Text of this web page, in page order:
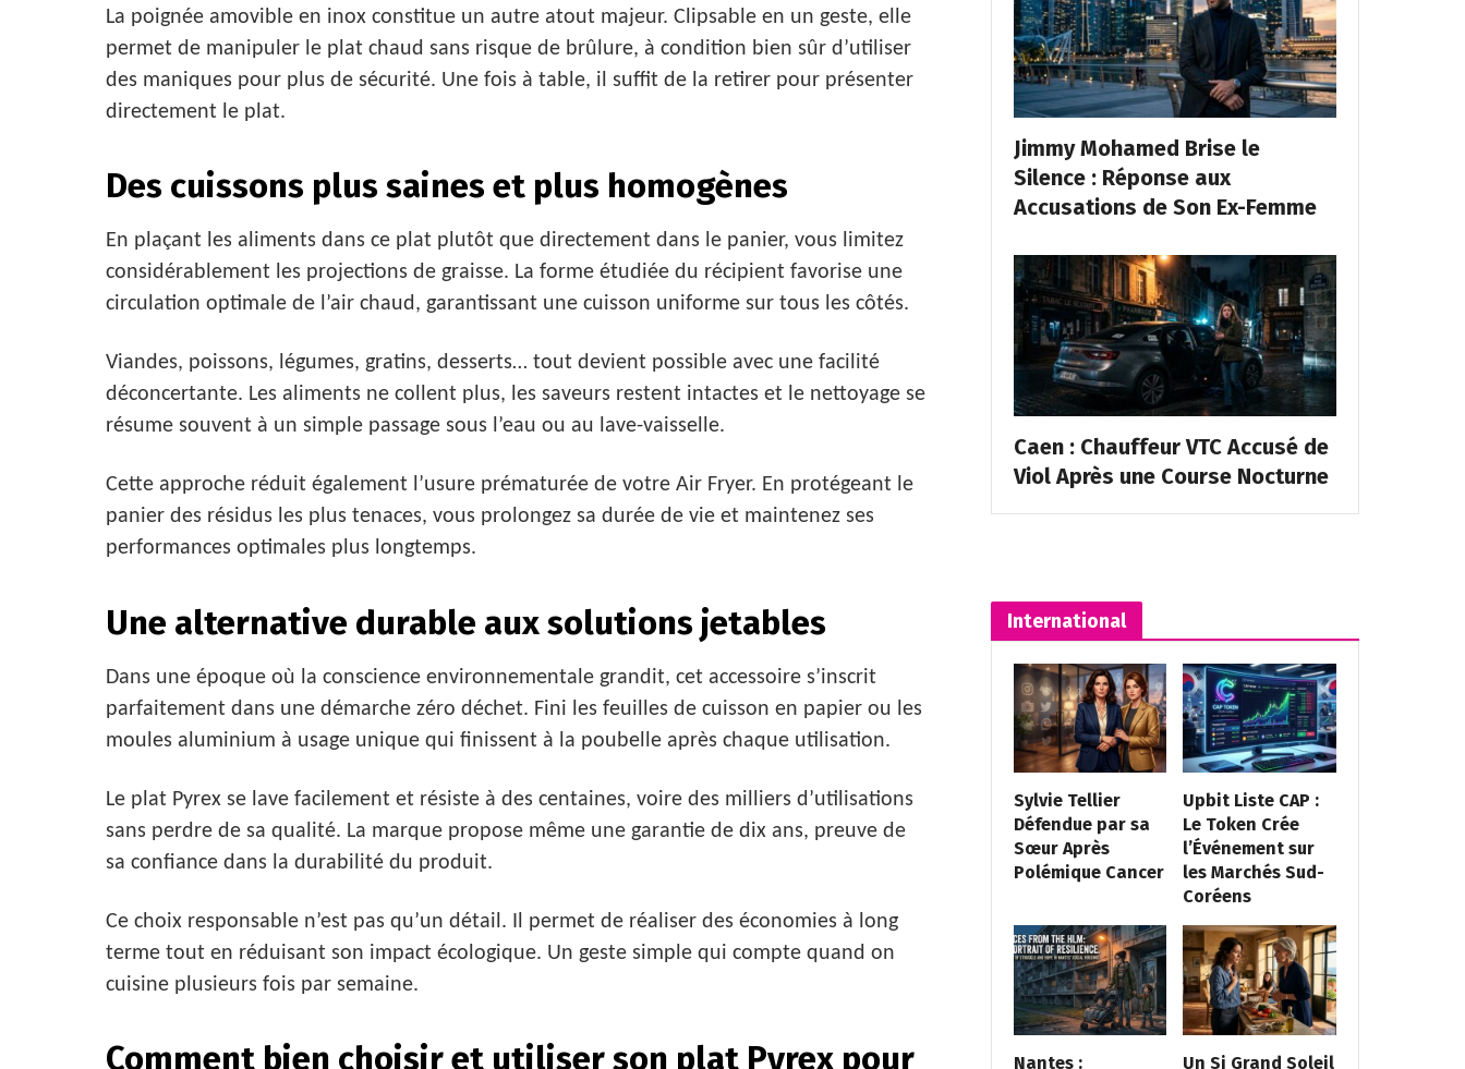
La poignée amovible en inox constitue un autre atout majeur. Clipsable en un geste, elle
permet de manipuler le plat chaud sans risque de brûlure, à condition bien sûr d’utiliser
des maniques pour plus de sécurité. Une fois à table, il suffit de la retirer pour présenter
directement le plat.
Des cuissons plus saines et plus homogènes
En plaçant les aliments dans ce plat plutôt que directement dans le panier, vous limitez
considérablement les projections de graisse. La forme étudiée du récipient favorise une
circulation optimale de l’air chaud, garantissant une cuisson uniforme sur tous les côtés.
Viandes, poissons, légumes, gratins, desserts… tout devient possible avec une facilité
déconcertante. Les aliments ne collent plus, les saveurs restent intactes et le nettoyage se
résume souvent à un simple passage sous l’eau ou au lave-vaisselle.
Cette approche réduit également l’usure prématurée de votre Air Fryer. En protégeant le
panier des résidus les plus tenaces, vous prolongez sa durée de vie et maintenez ses
performances optimales plus longtemps.
Une alternative durable aux solutions jetables
Dans une époque où la conscience environnementale grandit, cet accessoire s’inscrit
parfaitement dans une démarche zéro déchet. Fini les feuilles de cuisson en papier ou les
moules aluminium à usage unique qui finissent à la poubelle après chaque utilisation.
Le plat Pyrex se lave facilement et résiste à des centaines, voire des milliers d’utilisations
sans perdre de sa qualité. La marque propose même une garantie de dix ans, preuve de
sa confiance dans la durabilité du produit.
Ce choix responsable n’est pas qu’un détail. Il permet de réaliser des économies à long
terme tout en réduisant son impact écologique. Un geste simple qui compte quand on
cuisine plusieurs fois par semaine.
Comment bien choisir et utiliser son plat Pyrex pour
Jimmy Mohamed Brise le
Silence : Réponse aux
Accusations de Son Ex-Femme
Caen : Chauffeur VTC Accusé de
Viol Après une Course Nocturne
International
Sylvie Tellier
Défendue par sa
Sœur Après
Polémique Cancer
Upbit Liste CAP :
Le Token Crée
l’Événement sur
les Marchés Sud-
Coréens
Nantes :
Un Si Grand Soleil